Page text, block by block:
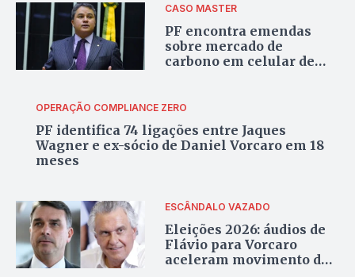
CASO MASTER
PF encontra emendas
sobre mercado de
carbono em celular de
OPERAÇÃO COMPLIANCE ZERO
PF identifica 74 ligações entre Jaques
Wagner e ex-sócio de Daniel Vorcaro em 18
meses
ESCÂNDALO VAZADO
Eleições 2026: áudios de
Flávio para Vorcaro
aceleram movimento do